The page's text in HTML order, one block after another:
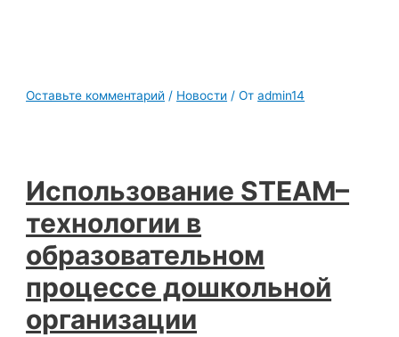
Оставьте комментарий / Новости / От admin14
Использование STEAM–
технологии в
образовательном
процессе дошкольной
организации